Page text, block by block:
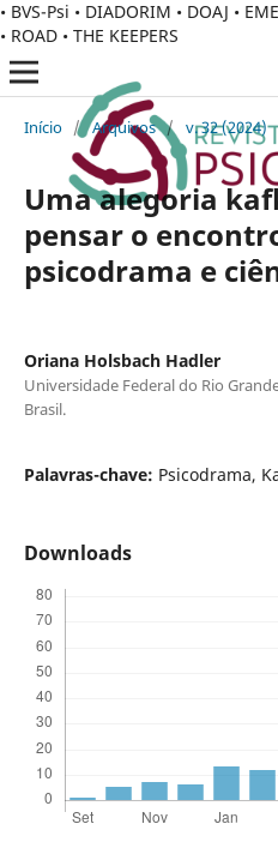
• BVS-Psi • DIADORIM • DOAJ •
• ROAD • THE KEEPERS
Início / Arquivos / v. 32 (2024)
Uma alegoria
pensar o
psicodrama e
Oriana Holsbach Hadler
Universidade Federal do Rio
Brasil.
Palavras-chave: Psicodrama,
Downloads